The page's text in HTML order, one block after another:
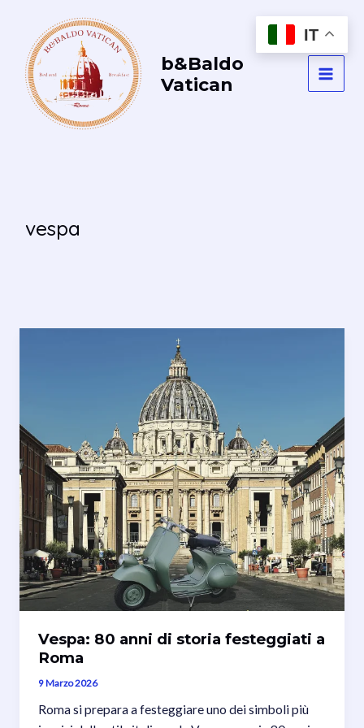
contenuto
b&Baldo
Vatican
vespa
Vespa: 80 anni di storia festeggiati a
Roma
9 Marzo 2026
Roma si prepara a festeggiare uno dei simboli più
IT